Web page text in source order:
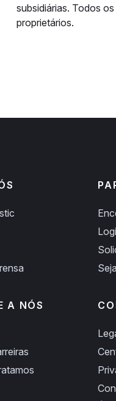
subsidiárias. Todos
proprietários.
A NÓS